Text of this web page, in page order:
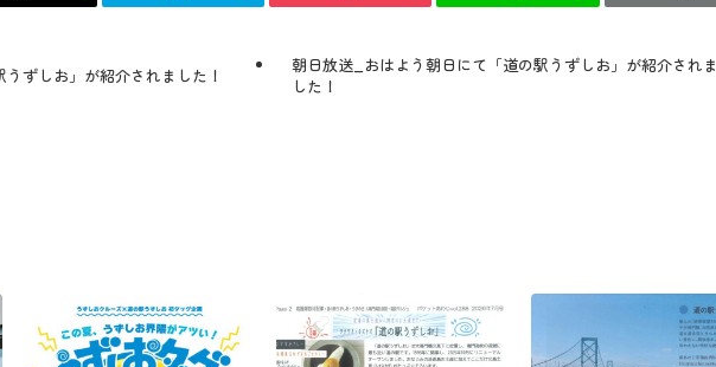
館内のご案内
ずしお」が紹介されました！
朝日放送_おはよう朝日にて「道の駅うずしお」が紹介されま
した！